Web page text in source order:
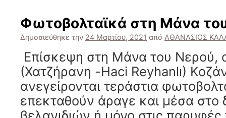
Φωτοβολταϊκά στη Mάνα
Δημοσιεύθηκε την 24 Μαρτίου, 2021 από ΑΘΑΝΑΣΙΟΣ
Επίσκεψη στη Μάνα του Νερού,
(Χατζήρανη -Haci Reyhanlı)
ανεγείρονται τεράστια
επεκταθούν άραγε και μέσα στο